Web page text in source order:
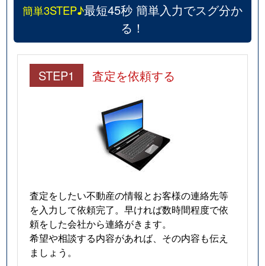
簡単3STEP♪最短45秒 簡単入力でスグ分か
る！
STEP1 査定を依頼する
査定をしたい不動産の情報とお客様の連絡先等
を入力して依頼完了。早ければ数時間程度で依
頼をした会社から連絡がきます。
希望や相談する内容があれば、その内容も伝え
ましょう。